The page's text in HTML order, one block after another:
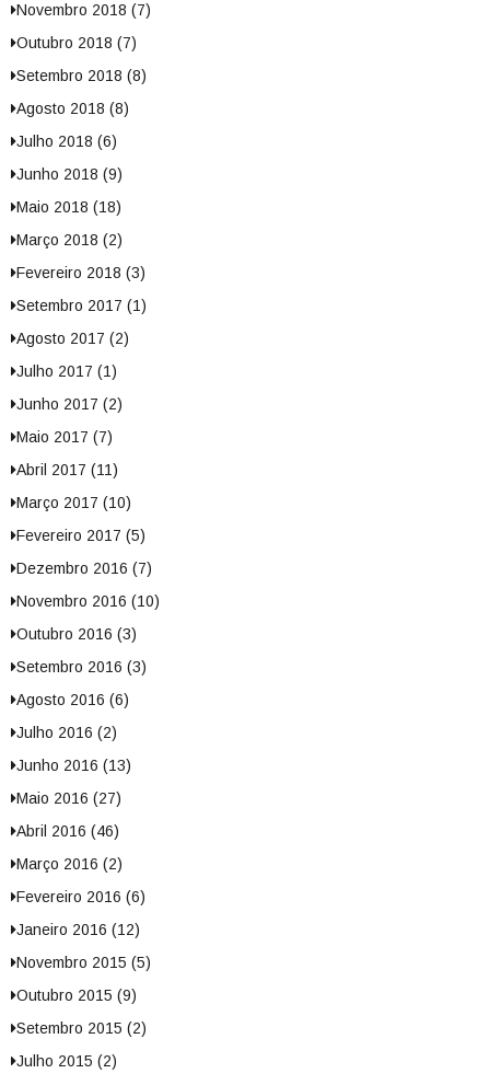
Novembro 2018 (7)
Outubro 2018 (7)
Setembro 2018 (8)
Agosto 2018 (8)
Julho 2018 (6)
Junho 2018 (9)
Maio 2018 (18)
Março 2018 (2)
Fevereiro 2018 (3)
Setembro 2017 (1)
Agosto 2017 (2)
Julho 2017 (1)
Junho 2017 (2)
Maio 2017 (7)
Abril 2017 (11)
Março 2017 (10)
Fevereiro 2017 (5)
Dezembro 2016 (7)
Novembro 2016 (10)
Outubro 2016 (3)
Setembro 2016 (3)
Agosto 2016 (6)
Julho 2016 (2)
Junho 2016 (13)
Maio 2016 (27)
Abril 2016 (46)
Março 2016 (2)
Fevereiro 2016 (6)
Janeiro 2016 (12)
Novembro 2015 (5)
Outubro 2015 (9)
Setembro 2015 (2)
Julho 2015 (2)